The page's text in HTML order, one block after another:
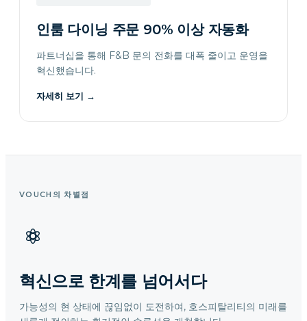
인룸 다이닝 주문 90% 이상 자동화
파트너십을 통해 F&B 문의 전화를 대폭 줄이고 운영을
혁신했습니다.
자세히 보기 →
VOUCH의 차별점
혁신으로 한계를 넘어서다
가능성의 현 상태에 끊임없이 도전하여, 호스피탈리티의 미래를